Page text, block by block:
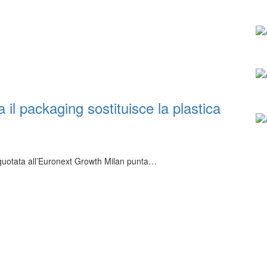
il packaging sostituisce la plastica
all’Euronext Growth Milan punta…